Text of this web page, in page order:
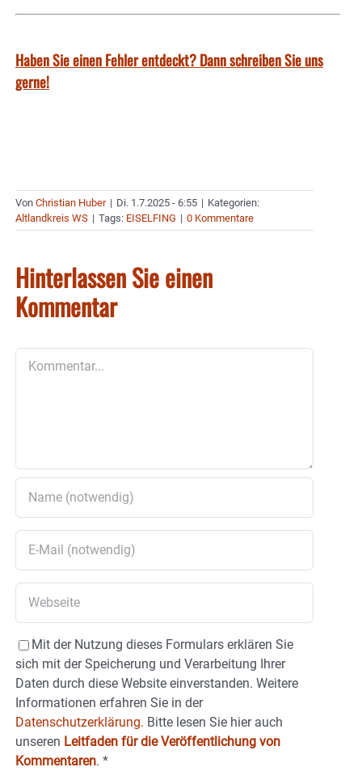
Haben Sie einen Fehler entdeckt? Dann schreiben Sie uns
gerne!
Von Christian Huber | Di. 1.7.2025 - 6:55 | Kategorien:
Altlandkreis WS | Tags: EISELFING | 0 Kommentare
Hinterlassen Sie einen
Kommentar
Mit der Nutzung dieses Formulars erklären Sie
sich mit der Speicherung und Verarbeitung Ihrer
Daten durch diese Website einverstanden. Weitere
Informationen erfahren Sie in der
Datenschutzerklärung. Bitte lesen Sie hier auch
unseren Leitfaden für die Veröffentlichung von
Kommentaren. *